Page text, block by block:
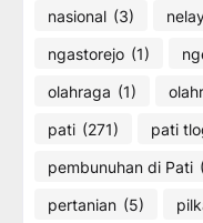
nasional (3)
ngastorejo (1)
olahraga (1)
pati (271) pati
pembunuhan di Pati
pertanian (5)